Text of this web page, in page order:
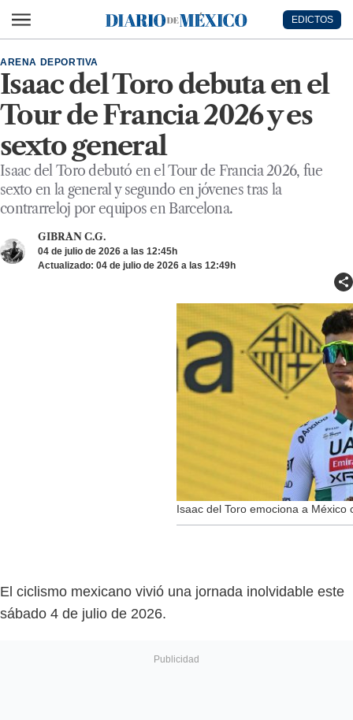
Diario de México
EDICTOS
Isaac del Toro debuta en el
Tour de Francia 2026 y es
sexto general
ARENA DEPORTIVA
Isaac del Toro debutó en el Tour de Francia 2026, fue
sexto en la general y segundo en jóvenes tras la
contrarreloj por equipos en Barcelona.
GIBRAN C.G.
04 de julio de 2026 a las 12:45h
Actualizado: 04 de julio de 2026 a las 12:49h
Isaac del Toro emociona a México
El ciclismo mexicano vivió una jornada inolvidable este
sábado 4 de julio de 2026.